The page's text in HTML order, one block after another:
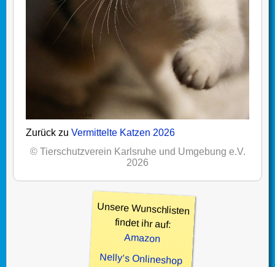
Zurück zu Vermittelte Katzen 2026
© Tierschutzverein Karlsruhe und Umgebung e.V.
2026
Unsere Wunschlisten
findet ihr auf:
Amazon
Nelly’s Onlineshop